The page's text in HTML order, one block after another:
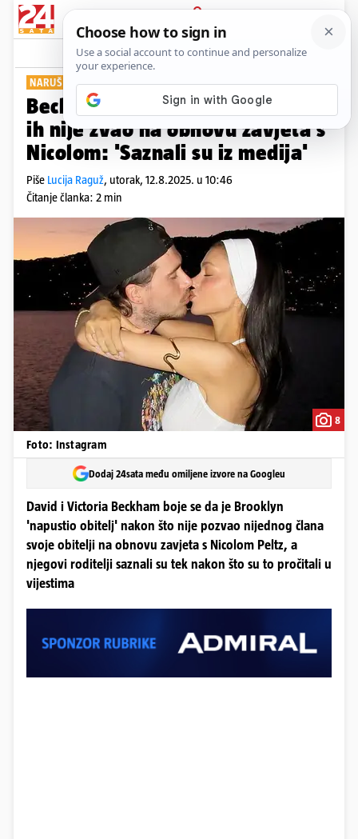
PRIJAVA
Show Komentari
NARUŠENI ODNOSI
Beckhamovi shrvani! Brooklyn
ih nije zvao na obnovu zavjeta s
Nicolom: 'Saznali su iz medija'
Piše Lucija Raguž, utorak, 12.8.2025. u 10:46
Čitanje članka: 2 min
8
Foto: Instagram
Dodaj 24sata među omiljene izvore na Googleu
David i Victoria Beckham boje se da je Brooklyn
'napustio obitelj' nakon što nije pozvao nijednog člana
svoje obitelji na obnovu zavjeta s Nicolom Peltz, a
njegovi roditelji saznali su tek nakon što su to pročitali u
vijestima